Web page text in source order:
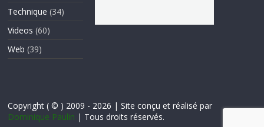
Technique (34)
Videos (60)
Web (39)
Copyright ( © ) 2009 - 2026 | Site conçu et réalisé par
Dominique Paulin | Tous droits réservés.